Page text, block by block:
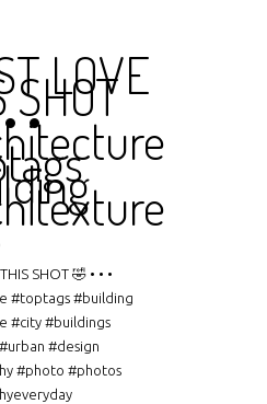
LOVE
SHOT
•
SHOT 🤣 • • •
#toptags #building
#city #buildings
#design
#photo #photos